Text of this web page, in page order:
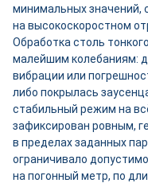
минимальных значений,
на высокоскоростном
Обработка столь
малейшим колебаниям:
вибрации или
либо покрылась
стабильный режим на
зафиксирован ровным,
в пределах заданных
ограничивало
на погонный метр, по